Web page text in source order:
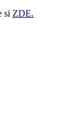
si ZDE.